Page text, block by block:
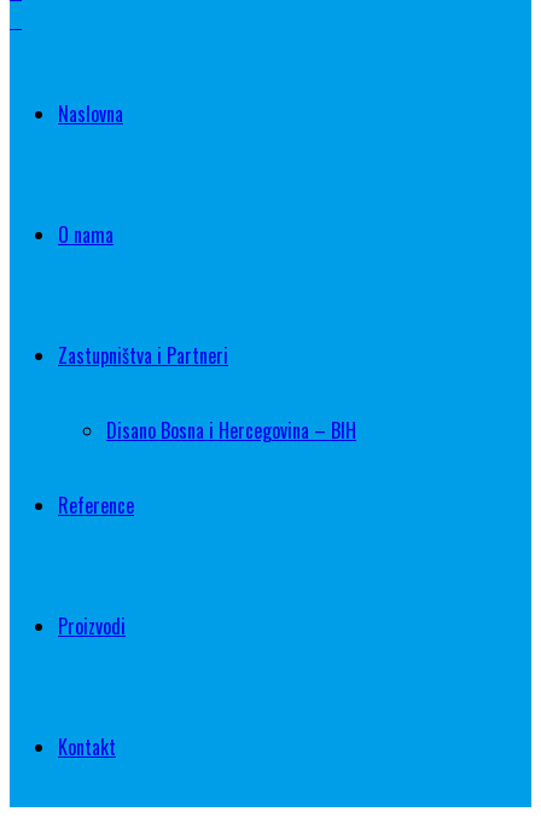
Naslovna
O nama
Zastupništva i Partneri
Disano Bosna i Hercegovina – BIH
Reference
Proizvodi
Kontakt